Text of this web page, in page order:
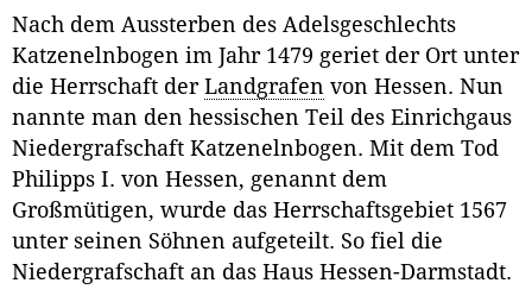
Nach dem Aussterben des Adelsgeschlechts
Katzenelnbogen im Jahr 1479 geriet der Ort unter
die Herrschaft der Landgrafen von Hessen. Nun
nannte man den hessischen Teil des Einrichgaus
Niedergrafschaft Katzenelnbogen. Mit dem Tod
Philipps I. von Hessen, genannt dem
Großmütigen, wurde das Herrschaftsgebiet 1567
unter seinen Söhnen aufgeteilt. So fiel die
Niedergrafschaft an das Haus Hessen-Darmstadt.